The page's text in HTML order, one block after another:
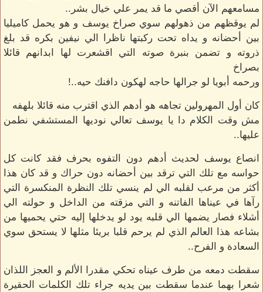
مسامعهم الآن أقصي ما قد يمر علي خيال بشر..
لم يوقظهم من ذهولهم سوي صراخ يوسف و هو يحمل كاميليا
بين أحضانه و يداه تحت ركبتها ناظرا الي نيفين بكره قد بلغ
ذروته و تضمن بنبرة صوته التي اقشعرت لها ابدانهم قائلا
بصراخ
ورحمه أبويا لو جرالها حاجه لهكون دافنك حيه..!
كان أول المهرولين تجاهه هو أدهم الذي اقترب منه قائلا بلهفه
مش وقت الكلام دا يا يوسف تعالي نوديها المستشفي نطمن
عليها..
انصاع يوسف لحديث أدهم دون التفوه بحرف فقد كانت كل
حواسه مع تلك التي ترقد بين أحضانه دون حراك و قد كان هذا
أكثر من مرعب لقلبه الي لم ينسي تلك النظرة المنكسرة التي
رآها في عيناها الفاتنه و التي مزقته من الداخل و حولته الي
أشلاء فصار يضمها الي قلبه يود لو يدخلها إليه حتي يحميها من
بشاعه هذا العالم الذي لم يرحم قلبا بريئا مثلها لا يستحق سوي
السعادة و الفرح..
سقطت دمعه من طرف عيناه تحكي مقدرا الألم و العجز اللذان
شعرا بهما عندما سقطت بين يديه جراء تلك الكلمات الحقيرة